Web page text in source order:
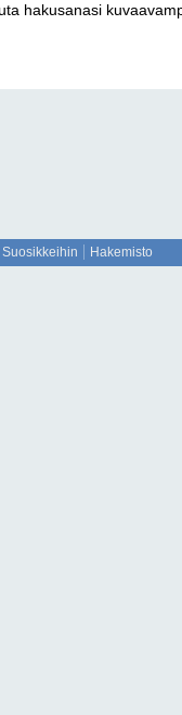
hakusanasi
Suosikkeihin Hakemisto